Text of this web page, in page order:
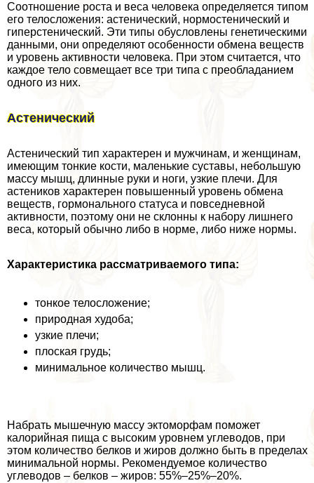
Соотношение роста и веса человека определяется типом
его телосложения: астенический, нормостенический и
гиперстенический. Эти типы обусловлены генетическими
данными, они определяют особенности обмена веществ
и уровень активности человека. При этом считается, что
каждое тело совмещает все три типа с преобладанием
одного из них.
Астенический
Астенический тип хаpaктерен и мужчинам, и женщинам,
имеющим тонкие кости, маленькие суставы, небольшую
массу мышц, длинные руки и ноги, узкие плечи. Для
астеников хаpaктерен повышенный уровень обмена
веществ, гормонального статуса и повседневной
активности, поэтому они не склонны к набору лишнего
веса, который обычно либо в норме, либо ниже нормы.
Хаpaктеристика рассматриваемого типа:
тонкое телосложение;
природная худоба;
узкие плечи;
плоская гpyдь;
минимальное количество мышц.
Набрать мышечную массу эктоморфам поможет
калорийная пища с высоким уровнем углеводов, при
этом количество белков и жиров должно быть в пределах
минимальной нормы. Рекомендуемое количество
углеводов – белков – жиров: 55%–25%–20%.